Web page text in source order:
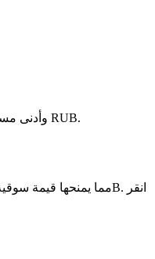
في آخر 24 ساعة، تقلب السعر بنسبة 1.28%، حيث وصل إلى أعلى مستوى عند ₽0 RUB وأدنى مستوى عند ₽0 RUB.